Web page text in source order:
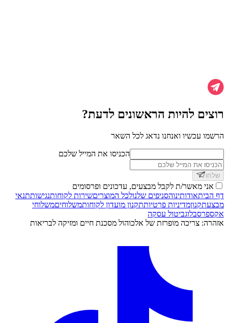
רוצים להיות הראשונים לדעת?
הרשמו עכשיו ואנחנו נדאג לכל השאר
הכניסו את המייל שלכם
שלחו
אני מאשר/ת לקבל מבצעים, עדכונים ופרסומים
דף הביתאודותינוהסניפים שלנולכל המוצריםשירות לקוחותנגישותתנאי
מבצעתקנוןמדיניות פרטיותתקנון מועדון לקוחותמשלוחיםמשלוחי
אקספרסבלוגביטול עסקה
אזהרה: צריכה מופרזת של אלכוהול מסכנת חיים ומזיקה לבריאות